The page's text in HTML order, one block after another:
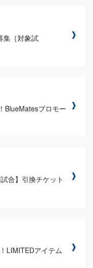
集［対象試
BlueMatesプロモー
合】引換チケット
LIMITEDアイテム